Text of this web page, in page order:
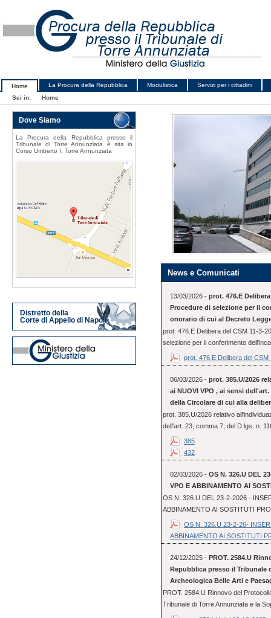
Home La Procura della Repubblica Modulistica
Servizi per i cittadini
Sei in:
Home
News e Comunicati
13/03/2026 - prot. 476.E
Procedure di selezione per il
onorario di cui al Decreto
prot. 476.E Delibera del CSM 11-3-
selezione per il conferimento
prot. 476.E Delibera del CSM
06/03/2026 - prot. 385.U/2026
ai NUOVI VPO , ai sensi
della Circolare di cui alla
prot. 385.U/2026 relativo
dell'art. 23, comma 7, del D.lgs. n.
385
432
02/03/2026 - OS N. 326.U DEL
VPO E ABBINAMENTO AI
OS N. 326.U DEL 23-2-2026 -
ABBINAMENTO AI SOSTITUTI
OS N. 326.U 23-2-26-
ABBINAMENTO AI SOSTITUTI
24/12/2025 - PROT. 2584.U
Repubblica presso il Tribunale
Archeologica Belle Arti e
PROT. 2584.U Rinnovo del
Tribunale di Torre Annunziata e la
Dove Siamo
La Procura della Repubblica presso il
Tribunale di Torre Annunziata è sita in
Corso Umberto I, Torre Annunziata
Distretto della
Corte di Appello di Napoli